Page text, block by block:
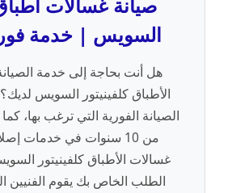
السويس | خدمة
هل أنت بحاجة إلى خدمة
الأطباق كلفينيتور السويس
الصيانة الفورية التي ترغب بها، كما
من 10 سنوات في خدمات
غسالات الأطباق كلفينيتور
الطلب الخاص بك يقوم الفنيين